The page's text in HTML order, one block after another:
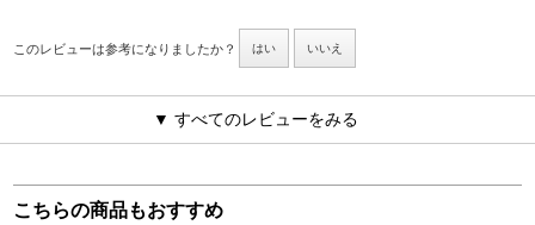
このレビューは参考になりましたか？ はい いいえ
▼ すべてのレビューをみる
こちらの商品もおすすめ